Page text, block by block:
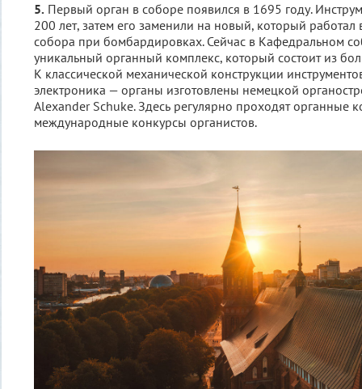
5. Первый орган в соборе появился в 1695 году.
200 лет, затем его заменили на новый, который
собора при бомбардировках. Сейчас в Кафедральном
уникальный органный комплекс, который состоит из
К классической механической конструкции
электроника — органы изготовлены немецкой
Alexander Schuke. Здесь регулярно проходят органные
международные конкурсы органистов.